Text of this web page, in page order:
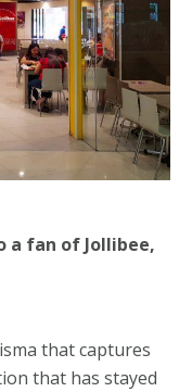
a fan of Jollibee,
that captures
that has stayed